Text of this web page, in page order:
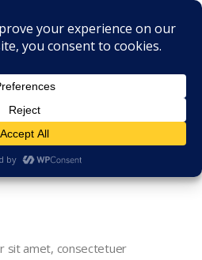
sit amet, consectetuer